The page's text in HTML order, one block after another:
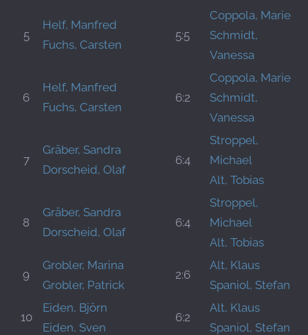
5
Helf, Manfred
Fuchs, Carsten
5:5
Coppola, Marie
Schmidt,
Vanessa
6
Helf, Manfred
Fuchs, Carsten
6:2
Coppola, Marie
Schmidt,
Vanessa
7
Gräber, Sandra
Dorscheid, Olaf
6:4
Stroppel,
Michael
Alt, Tobias
8
Gräber, Sandra
Dorscheid, Olaf
6:4
Stroppel,
Michael
Alt, Tobias
9
Grobler, Marina
Grobler, Patrick
2:6
Alt, Klaus
Spaniol, Stefan
10
Eiden, Björn
Eiden, Sven
6:2
Alt, Klaus
Spaniol, Stefan